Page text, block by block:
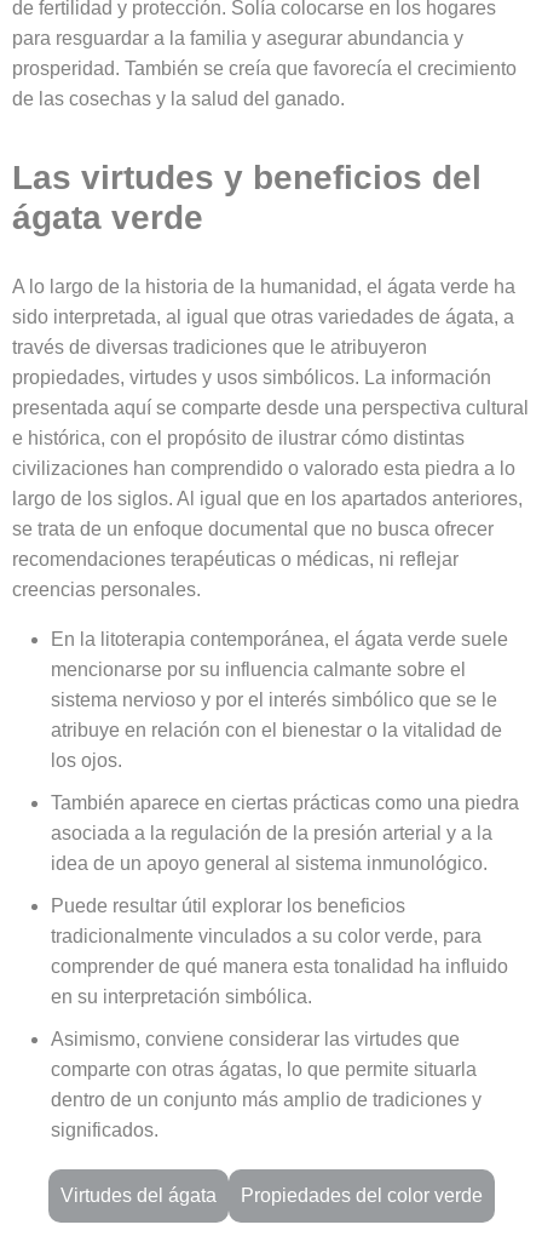
de fertilidad y protección. Solía colocarse en los hogares
para resguardar a la familia y asegurar abundancia y
prosperidad. También se creía que favorecía el crecimiento
de las cosechas y la salud del ganado.
Las virtudes y beneficios del
ágata verde
A lo largo de la historia de la humanidad, el ágata verde ha
sido interpretada, al igual que otras variedades de ágata, a
través de diversas tradiciones que le atribuyeron
propiedades, virtudes y usos simbólicos. La información
presentada aquí se comparte desde una perspectiva cultural
e histórica, con el propósito de ilustrar cómo distintas
civilizaciones han comprendido o valorado esta piedra a lo
largo de los siglos. Al igual que en los apartados anteriores,
se trata de un enfoque documental que no busca ofrecer
recomendaciones terapéuticas o médicas, ni reflejar
creencias personales.
En la litoterapia contemporánea, el ágata verde suele
mencionarse por su influencia calmante sobre el
sistema nervioso y por el interés simbólico que se le
atribuye en relación con el bienestar o la vitalidad de
los ojos.
También aparece en ciertas prácticas como una piedra
asociada a la regulación de la presión arterial y a la
idea de un apoyo general al sistema inmunológico.
Puede resultar útil explorar los beneficios
tradicionalmente vinculados a su color verde, para
comprender de qué manera esta tonalidad ha influido
en su interpretación simbólica.
Asimismo, conviene considerar las virtudes que
comparte con otras ágatas, lo que permite situarla
dentro de un conjunto más amplio de tradiciones y
significados.
Virtudes del ágata Propiedades del color verde